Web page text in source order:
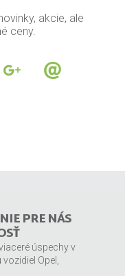
akcie, ale
ceny.
PRE NÁS
úspechy v
Opel,